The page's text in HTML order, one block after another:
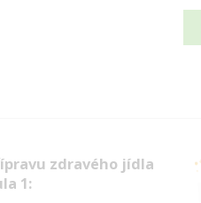
zdravého jídla
1: